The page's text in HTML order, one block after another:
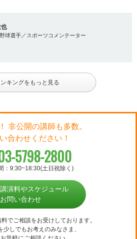
也
球選手／スポーツコメンテーター
キングをもっと見る
非公開の講師も多数。
合わせください！
5798-2800
：9:30~18:30(土日祝除く)
講演料やスケジュール
お問い合わせ
でご相談をお受けしております。
少しでもお考えのみなさま、